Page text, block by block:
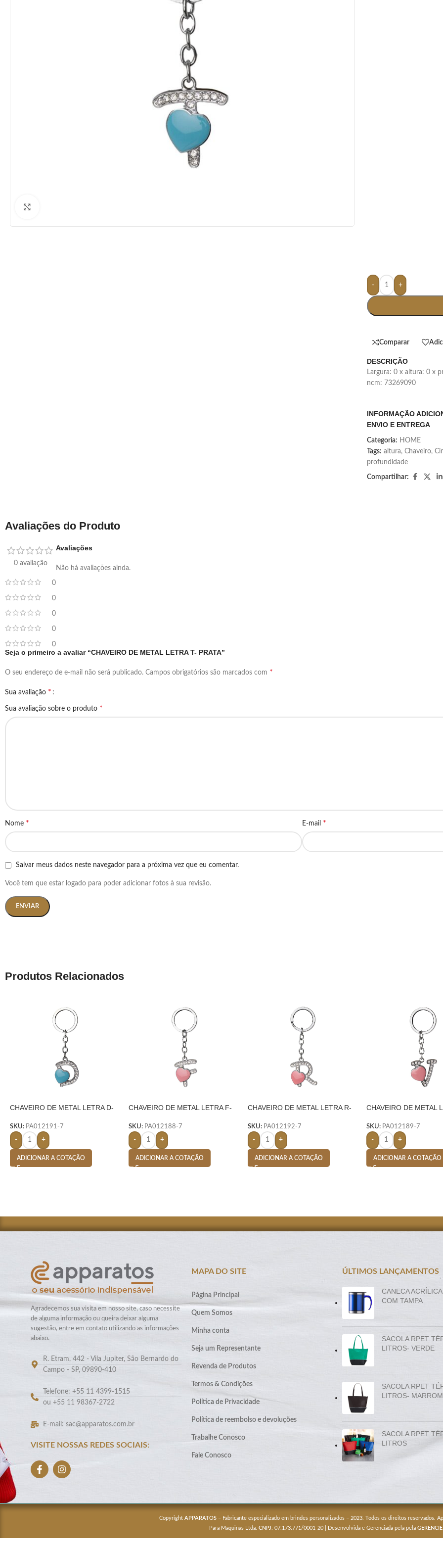
- +
Comparar
DESCRIÇÃO
largura: 0 x altura: 0 x
ncm: 73269090
INFORMAÇÃO
ENVIO E ENTREGA
Categoria: HOME
Tags: altura, Chaveiro,
profundidade
Compartilhar:
Avaliações do Produto
0 avaliação
0
0
0
0
0
Avaliações
Não há avaliações ainda.
Seja o primeiro a avaliar “CHAVEIRO DE METAL LETRA T- PRATA”
O seu endereço de e-mail não será publicado. Campos obrigatórios são marcados com *
Sua avaliação *
Sua avaliação sobre o produto *
Nome * E-mail *
Salvar meus dados neste navegador para a próxima vez que eu comentar.
Você tem que estar logado para poder adicionar fotos à sua revisão.
Produtos Relacionados
CHAVEIRO DE METAL LETRA D-
SKU: PA012191-7
- +
ADICIONAR A COTAÇÃO
CHAVEIRO DE METAL LETRA F-
SKU: PA012188-7
- +
ADICIONAR A COTAÇÃO
CHAVEIRO DE METAL LETRA R-
SKU: PA012192-7
- +
ADICIONAR A COTAÇÃO
CHAVEIRO DE METAL
SKU: PA012189-7
- +
ADICIONAR A COTAÇÃO
Agradecemos sua visita em nosso site, caso necessite
de alguma informação ou queira deixar alguma
sugestão, entre em contato utilizando as informações
abaixo.
R. Etram, 442 - Vila Jupiter, São Bernardo do
Campo - SP, 09890-410
Telefone: +55 11 4399-1515
ou +55 11 98367-2722
E-mail: sac@apparatos.com.br
VISITE NOSSAS REDES SOCIAIS:
MAPA DO SITE
Página Principal
Quem Somos
Minha conta
Seja um Representante
Revenda de Produtos
Termos & Condições
Política de Privacidade
Política de reembolso e devoluções
Trabalhe Conosco
Fale Conosco
ÚLTIMOS LANÇAMENTOS
CANECA
COM TAMPA
SACOLA RPET
LITROS- VERDE
SACOLA RPET
LITROS- MARROM
SACOLA RPET
LITROS
Copyright APPARATOS – Fabricante especializado em brindes personalizados – 2023. Todos os direitos reservados.
Para Maquinas Ltda. CNPJ: 07.173.771/0001-20 | Desenvolvida e Gerenciada pela pela